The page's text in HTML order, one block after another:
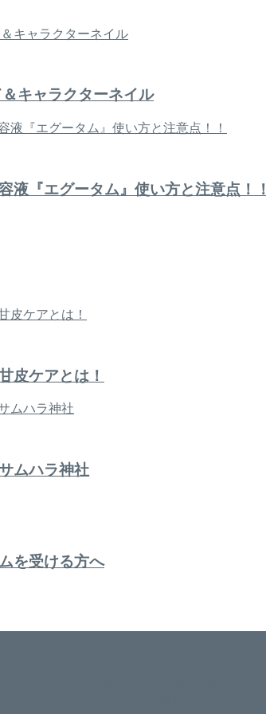
キャラクターネイル
液『エグータム』使い方と注意点！！
皮ケアとは！
ムハラ神社
を受ける方へ